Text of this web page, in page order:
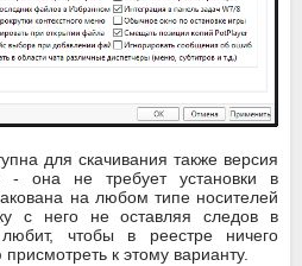
для скачивания также версия
- она не требует установки в
на любом типе носителей
с него не оставляя следов в
чтобы в реестре ничего
к этому варианту.